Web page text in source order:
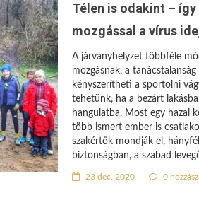
Télen is odakint –
mozgással a vírus
A járványhelyzet többféle
mozgásnak, a
kényszerítheti a sportolni
tehetünk, ha a bezárt
hangulatba. Most egy hazai
több ismert ember is
szakértők mondják el,
biztonságban, a szabad
23 dec. 2020 0